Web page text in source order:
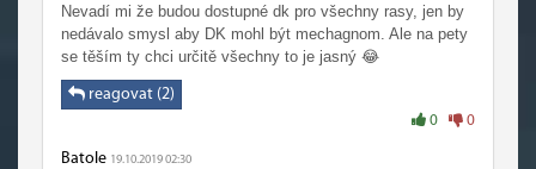
Nevadí mi že budou dostupné dk pro všechny rasy, jen by
nedávalo smysl aby DK mohl být mechagnom. Ale na pety
se těším ty chci určitě všechny to je jasný 😂
reagovat (2)
0 0
Batole 19.10.2019 02:30